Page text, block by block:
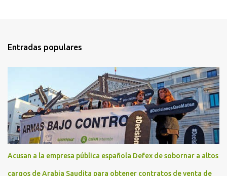
Entradas populares
Acusan a la empresa pública española Defex de sobornar a altos
cargos de Arabia Saudita para obtener contratos de venta de